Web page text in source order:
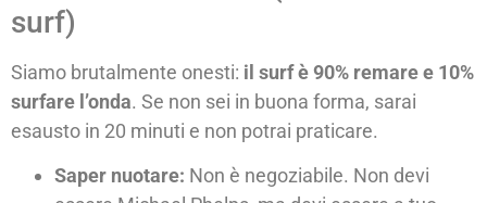
surf)
Siamo brutalmente onesti: il surf è 90% remare e 10%
surfare l’onda. Se non sei in buona forma, sarai
esausto in 20 minuti e non potrai praticare.
Saper nuotare: Non è negoziabile. Non devi